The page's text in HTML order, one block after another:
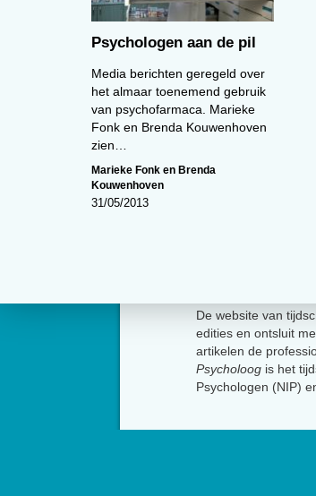
Psychologen aan de pil
Media berichten geregeld over
het almaar toenemend gebruik
van psychofarmaca. Marieke
Fonk en Brenda Kouwenhoven
zien…
Marieke Fonk en Brenda
Kouwenhoven
31/05/2013
De website van
edities en ontsluit
artikelen de
Psycholoog is het
Psychologen (NIP)